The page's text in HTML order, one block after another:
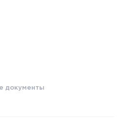
документы